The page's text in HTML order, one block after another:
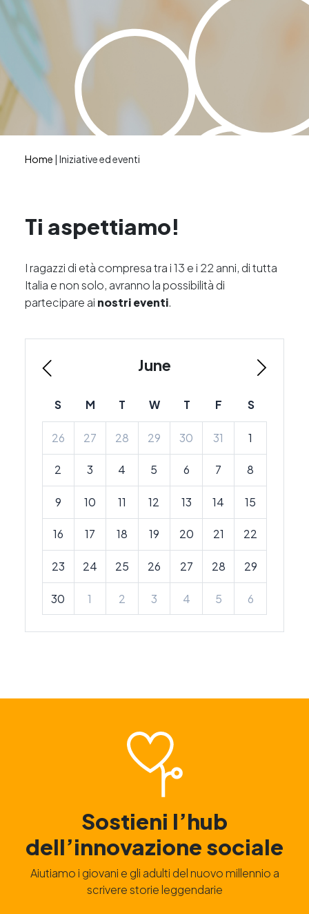
Home | Iniziative ed eventi
Ti aspettiamo!
I ragazzi di età compresa tra i 13 e i 22 anni, di tutta
Italia e non solo, avranno la possibilità di
partecipare ai nostri eventi.
June
S M T W T F S
26 27 28 29 30 31 1
2 3 4 5 6 7 8
9 10 11 12 13 14 15
16 17 18 19 20 21 22
23 24 25 26 27 28 29
30 1 2 3 4 5 6
Sostieni l’hub
dell’innovazione sociale
Aiutiamo i giovani e gli adulti del nuovo millennio a
scrivere storie leggendarie